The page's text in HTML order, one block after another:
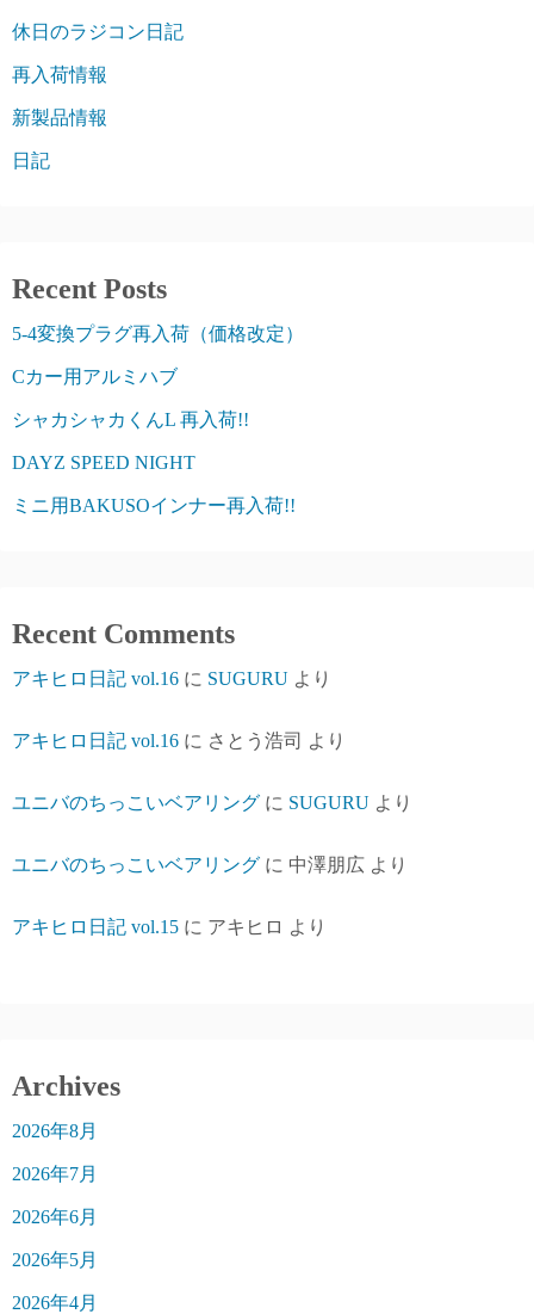
休日のラジコン日記
再入荷情報
新製品情報
日記
Recent Posts
5-4変換プラグ再入荷（価格改定）
Cカー用アルミハブ
シャカシャカくんL 再入荷!!
DAYZ SPEED NIGHT
ミニ用BAKUSOインナー再入荷!!
Recent Comments
アキヒロ日記 vol.16 に SUGURU より
アキヒロ日記 vol.16 に さとう浩司 より
ユニバのちっこいベアリング に SUGURU より
ユニバのちっこいベアリング に 中澤朋広 より
アキヒロ日記 vol.15 に アキヒロ より
Archives
2026年8月
2026年7月
2026年6月
2026年5月
2026年4月